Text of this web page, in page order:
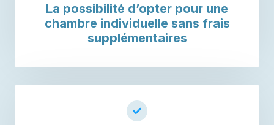
La possibilité d’opter pour une
chambre individuelle sans frais
supplémentaires